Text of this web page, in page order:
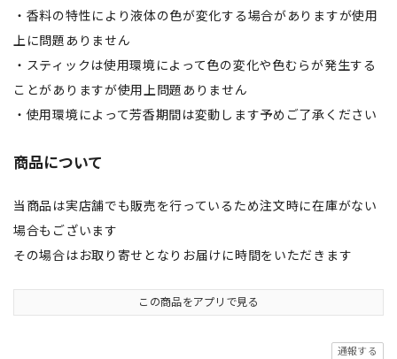
・香料の特性により液体の色が変化する場合がありますが使用
上に問題ありません
・スティックは使用環境によって色の変化や色むらが発生する
ことがありますが使用上問題ありません
・使用環境によって芳香期間は変動します予めご了承ください
商品について
当商品は実店舗でも販売を行っているため注文時に在庫がない
場合もございます
その場合はお取り寄せとなりお届けに時間をいただきます
この商品をアプリで見る
通報する